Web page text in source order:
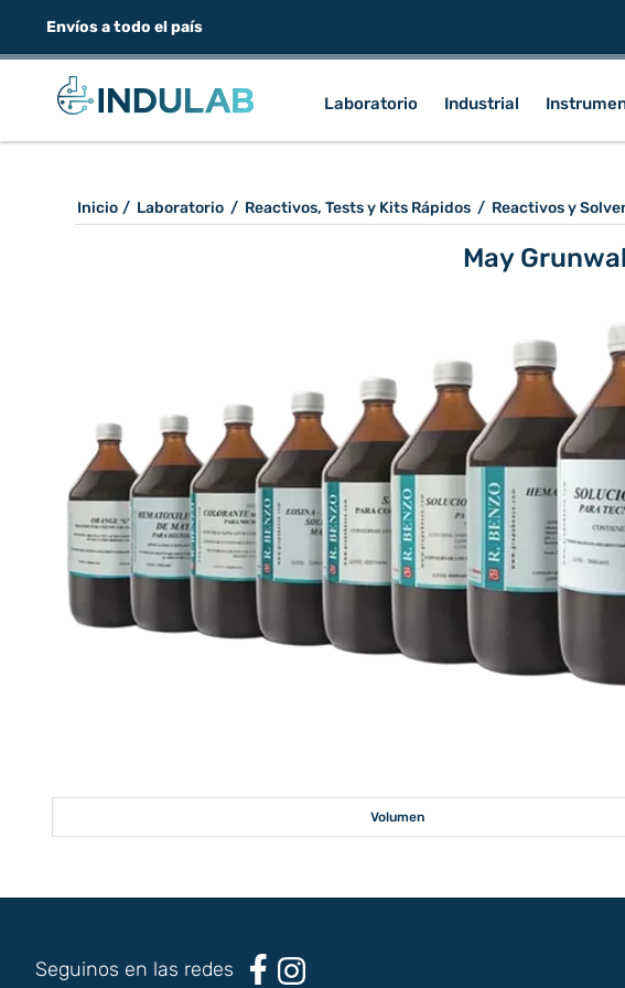
Envíos a todo el país
Laboratorio Industrial
Inicio / Laboratorio / Reactivos, Tests y Kits Rápidos / Reactivos y
May
Volumen
Seguinos en las redes